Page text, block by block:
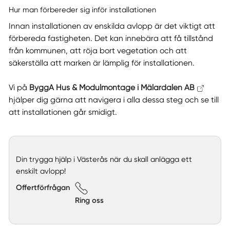
Hur man förbereder sig inför installationen
Innan installationen av enskilda avlopp är det viktigt att
förbereda fastigheten. Det kan innebära att få tillstånd
från kommunen, att röja bort vegetation och att
säkerställa att marken är lämplig för installationen.
Vi på ByggA Hus & Modulmontage i Mälardalen AB
hjälper dig gärna att navigera i alla dessa steg och se till
att installationen går smidigt.
Din trygga hjälp i Västerås när du skall anlägga ett
enskilt avlopp!
Offertförfrågan
Ring oss